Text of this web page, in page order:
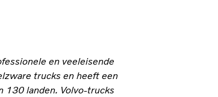
en veeleisende
trucks en heeft een
130 landen. Volvo-trucks